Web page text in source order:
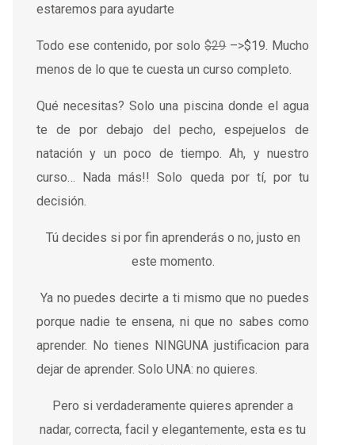
estaremos para ayudarte
Todo ese contenido, por solo$29–>$19. Mucho
menos de lo que te cuesta un curso completo.
Qué necesitas? Solo una piscina donde el agua
te de por debajo del pecho, espejuelos de
natación y un poco de tiempo. Ah, y nuestro
curso… Nada más!! Solo queda por tí, por tu
decisión.
Tú decides si por fin aprenderás o no, justo en
este momento.
Ya no puedes decirte a ti mismo que no puedes
porque nadie te ensena, ni que no sabes como
aprender. No tienes NINGUNA justificacion para
dejar de aprender. Solo UNA: no quieres.
Pero si verdaderamente quieres aprender a
nadar, correcta, facil y elegantemente, esta es tu